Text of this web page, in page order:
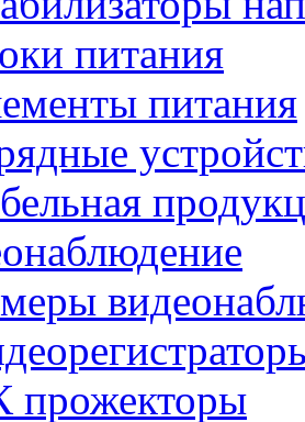
питания
питания
прожекторы